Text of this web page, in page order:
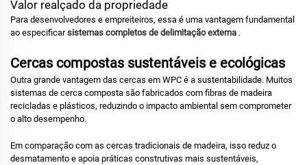
Valor realçado da propriedade
Para desenvolvedores e empreiteiros, essa é uma vantagem fundamental
ao especificarsistemas completos de delimitação externa .
Cercas compostas sustentáveis e ecológicas
Outra grande vantagem das cercas em WPC é a sustentabilidade. Muitos
sistemas de cerca composta são fabricados com fibras de madeira
recicladas e plásticos, reduzindo o impacto ambiental sem comprometer
o alto desempenho.
Em comparação com as cercas tradicionais de madeira, isso reduz o
desmatamento e apoia práticas construtivas mais sustentáveis,